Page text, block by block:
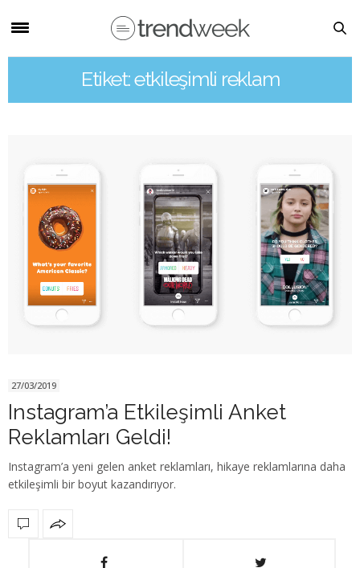
Etiket: etkileşimli reklam
27/03/2019
Instagram’a Etkileşimli Anket
Reklamları Geldi!
Instagram’a yeni gelen anket reklamları, hikaye reklamlarına daha
etkileşimli bir boyut kazandırıyor.